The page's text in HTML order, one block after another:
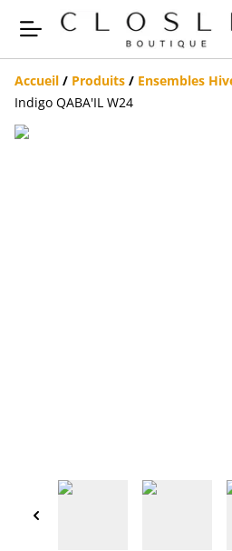
Accueil / Produits / Ensembles
Indigo QABA'IL W24